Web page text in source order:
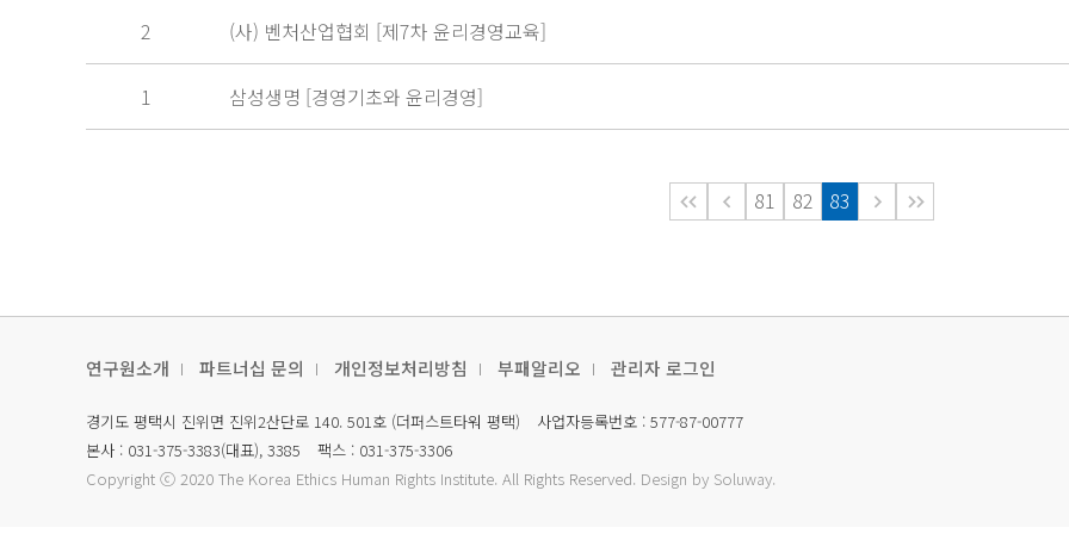
2 (사) 벤처산업협회 [제7차 윤리경영교육]
1 삼성생명 [경영기초와 윤리경영]
81 82 83
연구원소개 파트너십 문의 개인정보처리방침 부패알리오 관리자 로그인
경기도 평택시 진위면 진위2산단로 140. 501호 (더퍼스트타워 평택)
사업자등록번호 : 577-87-00777
본사 : 031-375-3383(대표), 3385
팩스 : 031-375-3306
Copyright ⓒ 2020 The Korea Ethics Human Rights Institute. All Rights Reserved. Design by Soluway.